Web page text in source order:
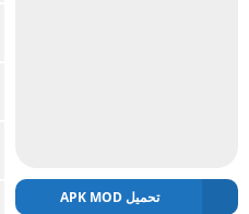
تحميل APK MOD